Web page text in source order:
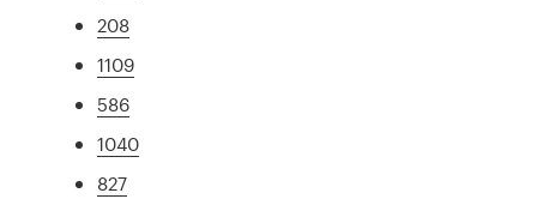
208
1109
586
1040
827